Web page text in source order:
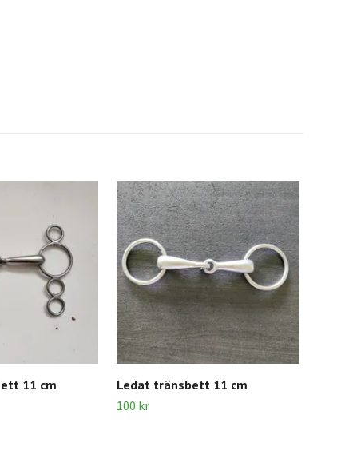
11 cm
Ledat tränsbett 11 cm
100 kr